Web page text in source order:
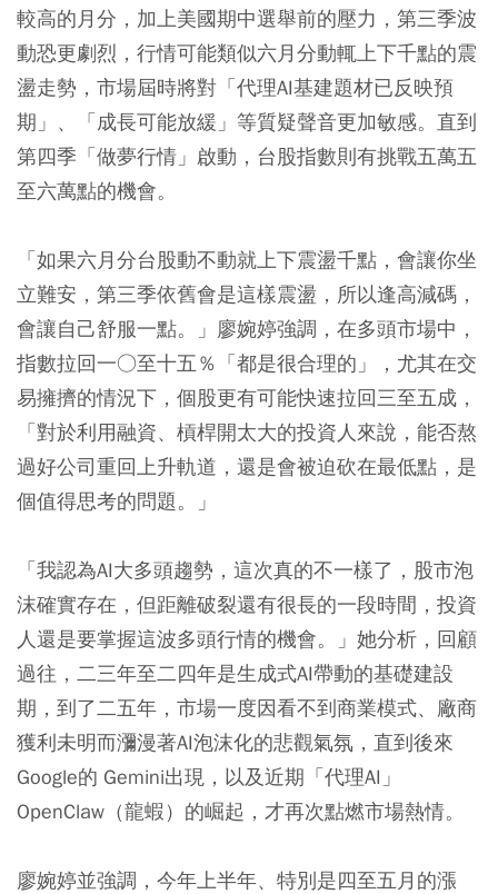
較高的月分，加上美國期中選舉前的壓力，第三季波
動恐更劇烈，行情可能類似六月分動輒上下千點的震
盪走勢，市場屆時將對「代理AI基建題材已反映預
期」、「成長可能放緩」等質疑聲音更加敏感。直到
第四季「做夢行情」啟動，台股指數則有挑戰五萬五
至六萬點的機會。
「如果六月分台股動不動就上下震盪千點，會讓你坐
立難安，第三季依舊會是這樣震盪，所以逢高減碼，
會讓自己舒服一點。」廖婉婷強調，在多頭市場中，
指數拉回一○至十五％「都是很合理的」，尤其在交
易擁擠的情況下，個股更有可能快速拉回三至五成，
「對於利用融資、槓桿開太大的投資人來說，能否熬
過好公司重回上升軌道，還是會被迫砍在最低點，是
個值得思考的問題。」
「我認為AI大多頭趨勢，這次真的不一樣了，股市泡
沫確實存在，但距離破裂還有很長的一段時間，投資
人還是要掌握這波多頭行情的機會。」她分析，回顧
過往，二三年至二四年是生成式AI帶動的基礎建設
期，到了二五年，市場一度因看不到商業模式、廠商
獲利未明而瀰漫著AI泡沫化的悲觀氣氛，直到後來
Google的 Gemini出現，以及近期「代理AI」
OpenClaw（龍蝦）的崛起，才再次點燃市場熱情。
廖婉婷並強調，今年上半年、特別是四至五月的漲